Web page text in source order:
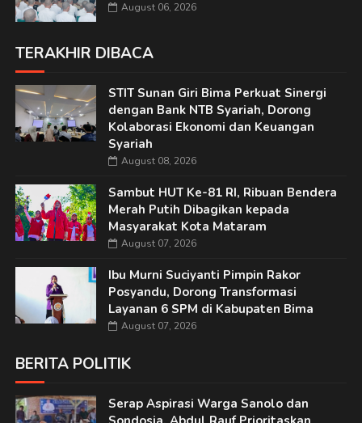
August 06, 2026
TERAKHIR DIBACA
STIT Sunan Giri Bima Perkuat Sinergi
dengan Bank NTB Syariah, Dorong
Kolaborasi Ekonomi dan Keuangan
Syariah
August 08, 2026
Sambut HUT Ke-81 RI, Ribuan Bendera
Merah Putih Dibagikan kepada
Masyarakat Kota Mataram
August 07, 2026
Ibu Murni Suciyanti Pimpin Rakor
Posyandu, Dorong Transformasi
Layanan 6 SPM di Kabupaten Bima
August 07, 2026
BERITA POLITIK
Serap Aspirasi Warga Sanolo dan